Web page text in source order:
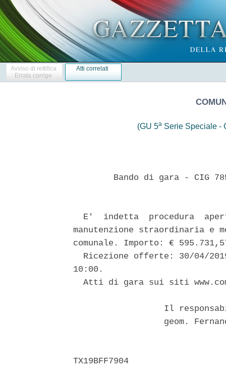
Avviso di rettifica
Errata corrige
Atti correlati
(GU 5a Serie Speciale -
Bando di gara - CIG
E'  indetta  procedura
manutenzione straordinaria e
comunale. Importo: €
Ricezione offerte: 30/04/
10:00.
Atti di gara sui siti
Il
geom.